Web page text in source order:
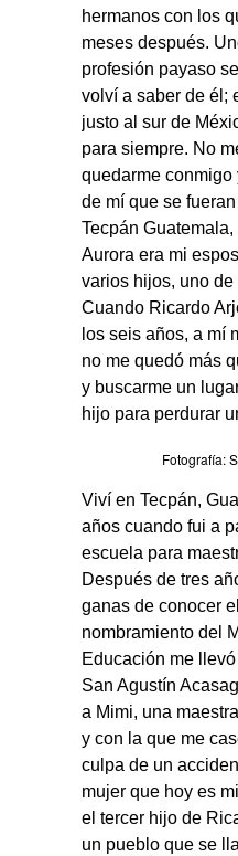
hermanos con los
meses después.
profesión payaso
volví a saber de él;
justo al sur de
para siempre. No
quedarme
de mí que se
Tecpán
Aurora era mi
varios hijos, uno
Cuando Ricardo
los seis años, a mí
no me quedó más
y buscarme un
hijo para perdurar
Fotografía:
Viví en Tecpán,
años cuando fui a
escuela para
Después de tres
ganas de conocer
nombramiento del
Educación me
San Agustín
a Mimi, una
y con la que me
culpa de un
mujer que hoy es
el tercer hijo de
un pueblo que se